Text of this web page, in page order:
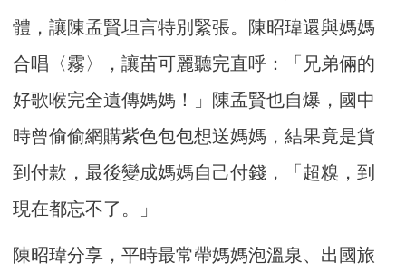
體，讓陳孟賢坦言特別緊張。陳昭瑋還與媽媽
合唱〈霧〉，讓苗可麗聽完直呼：「兄弟倆的
好歌喉完全遺傳媽媽！」陳孟賢也自爆，國中
時曾偷偷網購紫色包包想送媽媽，結果竟是貨
到付款，最後變成媽媽自己付錢，「超糗，到
現在都忘不了。」
陳昭瑋分享，平時最常帶媽媽泡溫泉、出國旅